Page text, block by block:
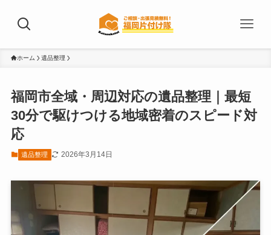
ホーム 遺品整理
福岡市全域・周辺対応の遺品整理｜最短
30分で駆けつける地域密着のスピード対
応
遺品整理 2026年3月14日